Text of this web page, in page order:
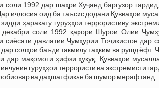
1992 дар шаҳри Хуҷанд баргузор
иҷлосия оид ба таъсис додани Қувваҳои
ҳаракату гурӯҳҳои террористиву
декабри соли 1992 қарори Шурои Олии
сиёсати давлатии Ҷумҳурии Тоҷикистон дар
солҳои баъдӣ такмилу таҳким ва рушд ёфт.
дар мақомоти ҳифзи ҳуқуқ, Қувваҳои
гурӯҳҳои террористӣ ва экстремистӣ
ва даҳшатфикан ба шумор мерафтанд.